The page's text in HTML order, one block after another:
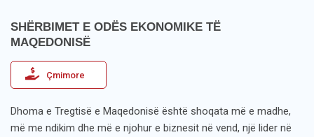
SHËRBIMET E ODËS EKONOMIKE TË
MAQEDONISË
Çmimore
Dhoma e Tregtisë e Maqedonisë është shoqata më e madhe,
më me ndikim dhe më e njohur e biznesit në vend, një lider në